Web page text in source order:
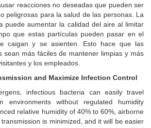
reacciones no deseadas que pueden ser
peligrosas para la salud de las personas. La
puede aumentar la calidad del aire al limitar
que estas partículas pueden pasar en el
caigan y se asienten. Esto hace que las
sean más fáciles de mantener limpias y más
y los empleados.
and Maximize Infection Control
infectious bacteria can easily travel
without regulated humidity
relative humidity of 40% to 60%, airborne
is minimized, and it will be easier